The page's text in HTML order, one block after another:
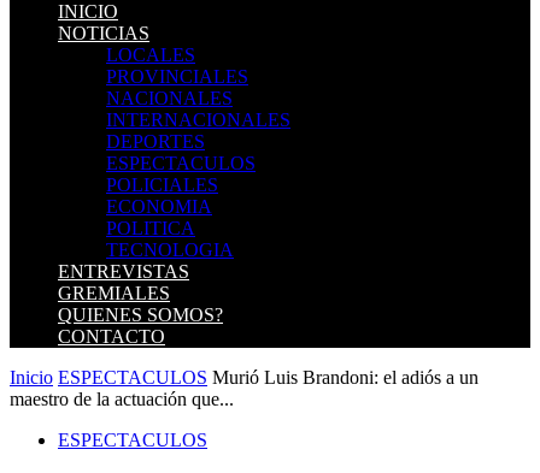
INICIO
NOTICIAS
LOCALES
PROVINCIALES
NACIONALES
INTERNACIONALES
DEPORTES
ESPECTACULOS
POLICIALES
ECONOMIA
POLITICA
TECNOLOGIA
ENTREVISTAS
GREMIALES
QUIENES SOMOS?
CONTACTO
Inicio ESPECTACULOS Murió Luis Brandoni: el adiós a un
maestro de la actuación que...
ESPECTACULOS